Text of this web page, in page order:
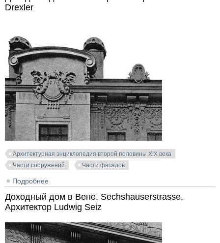
Drexler
Архитектурная энциклопедия второй половины XIX века
Части сооружений
Части фасадов
Подробнее
Доходный дом в Вене. Sechshauserstrasse.
Архитектор Ludwig Seiz